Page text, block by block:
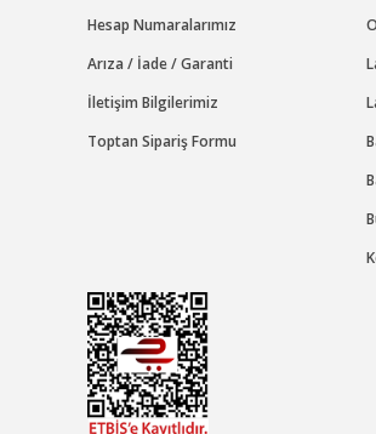
Hesap Numaralarımız
Arıza / İade / Garanti
İletişim Bilgilerimiz
Toptan Sipariş Formu